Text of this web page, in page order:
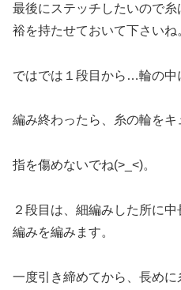
最後にステッチしたいので
裕を持たせておいて下さいね
ではでは１段目から…輪の中
編み終わったら、糸の輪をキ
指を傷めないでね(>_<)。
２段目は、細編みした所に
編みを編みます。
一度引き締めてから、長め